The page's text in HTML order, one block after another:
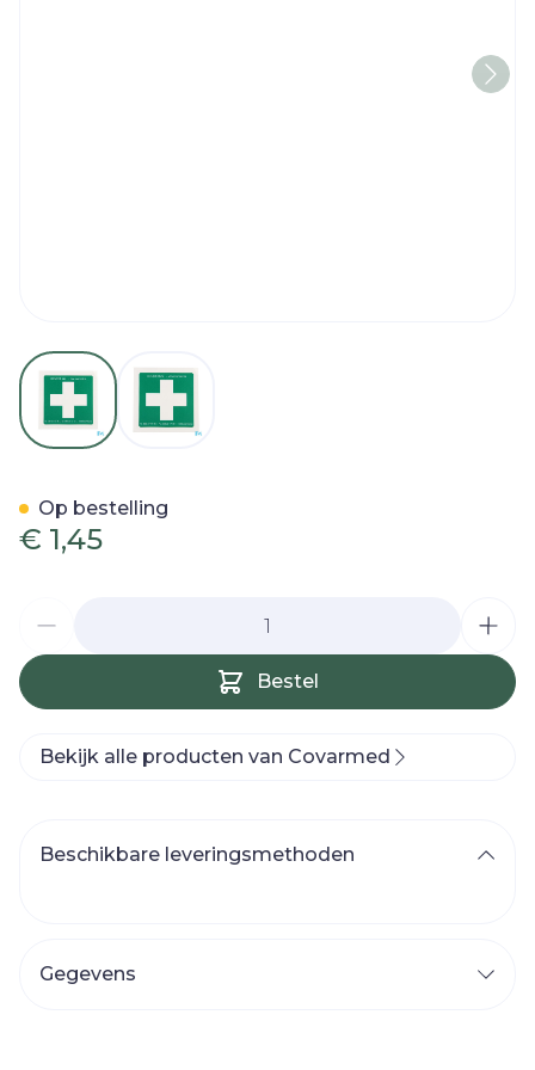
View larger imageView larger image
€ 1,45
Bestel
Op bestelling
Bekijk alle producten van Covarmed
Beschikbare leveringsmethoden
Gegevens